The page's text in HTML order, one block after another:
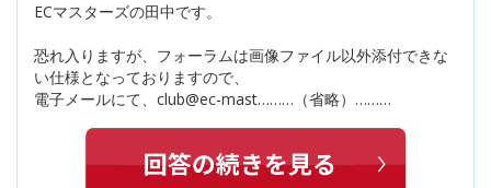
ECマスターズの田中です。
恐れ入りますが、フォーラムは画像ファイル以外添付できな
い仕様となっておりますので、
電子メールにて、club@ec-mast………（省略）………